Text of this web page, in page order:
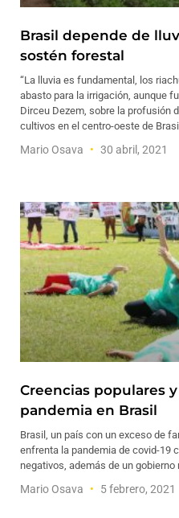
Brasil depende de
sostén forestal
“La lluvia es fundamental, los
abasto para la irrigación, aunque
Dirceu Dezem, sobre la profusión
cultivos en el centro-oeste de
Mario Osava 30 abril, 2021
Creencias populares
pandemia en Brasil
Brasil, un país con un exceso de
enfrenta la pandemia de covid-19
negativos, además de un
Mario Osava 5 febrero, 2021